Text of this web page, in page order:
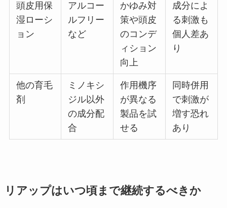
頭皮用保
湿ローシ
ョン
アルコー
ルフリー
など
かゆみ対
策や頭皮
のコンデ
ィション
向上
成分によ
る刺激も
個人差あ
り
他の育毛
剤
ミノキシ
ジル以外
の成分配
合
作用機序
が異なる
製品を試
せる
同時併用
で刺激が
増す恐れ
あり
リアップはいつ頃まで継続するべきか